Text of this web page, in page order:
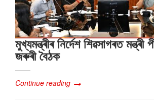
মুখ্যমন্ত্ৰীৰ নিৰ্দেশ শিৱসাগৰত মন্ত্ৰী
জৰুৰী বৈঠক
Continue reading